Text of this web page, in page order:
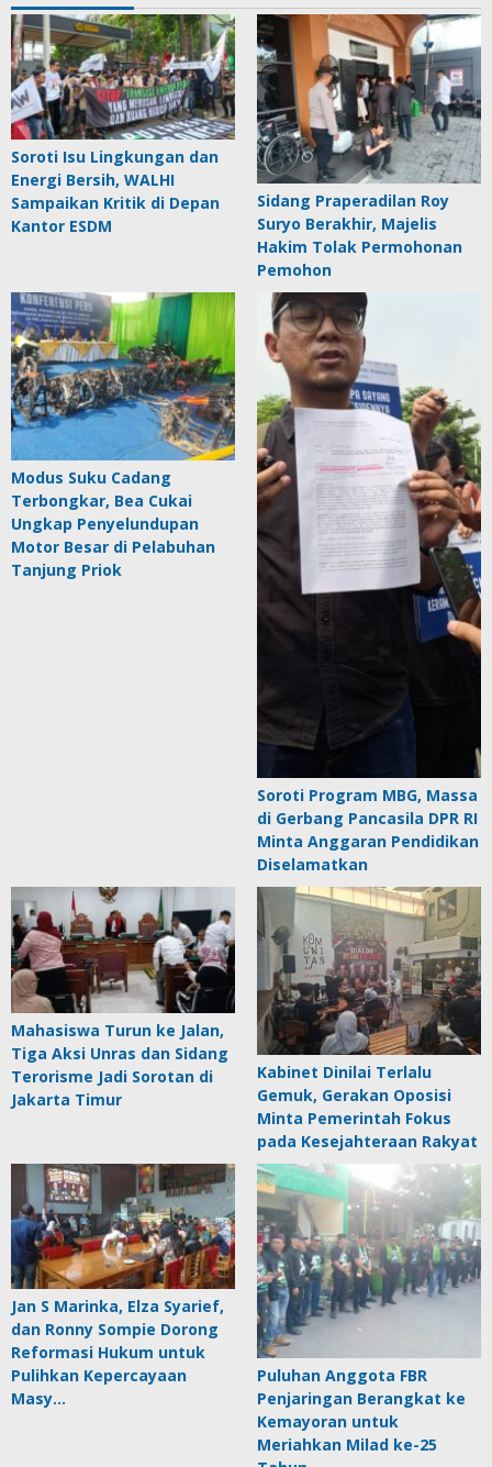
Soroti Isu Lingkungan dan
Energi Bersih, WALHI
Sampaikan Kritik di Depan
Kantor ESDM
Sidang Praperadilan Roy
Suryo Berakhir, Majelis
Hakim Tolak Permohonan
Pemohon
Modus Suku Cadang
Terbongkar, Bea Cukai
Ungkap Penyelundupan
Motor Besar di Pelabuhan
Tanjung Priok
Soroti Program MBG, Massa
di Gerbang Pancasila DPR RI
Minta Anggaran Pendidikan
Diselamatkan
Mahasiswa Turun ke Jalan,
Tiga Aksi Unras dan Sidang
Terorisme Jadi Sorotan di
Jakarta Timur
Kabinet Dinilai Terlalu
Gemuk, Gerakan Oposisi
Minta Pemerintah Fokus
pada Kesejahteraan Rakyat
Jan S Marinka, Elza Syarief,
dan Ronny Sompie Dorong
Reformasi Hukum untuk
Pulihkan Kepercayaan
Masy…
Puluhan Anggota FBR
Penjaringan Berangkat ke
Kemayoran untuk
Meriahkan Milad ke-25